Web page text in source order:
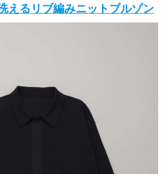
えるリブ編みニットブルゾン